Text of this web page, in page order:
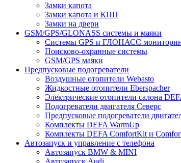
Замки капота
Замки капота и КПП
Замки на двери
GSM/GPS/GLONASS системы и маяки
Системы GPS и ГЛОНАСС
Поисково-охранные системы
GSM/GPS маяки
Предпусковые подогреватели
Воздушные отопители Webasto
Жидкостные отопители Eberspacher
Электрические отопители салона
Подогреватели двигателя Северс
Предпусковые подогреватели
Комплекты DEFA WarmUp
Комплекты DEFA ComfortKit и
Автозапуск и управление с телефона
Автозапуск BMW & MINI
Автозапуск Audi